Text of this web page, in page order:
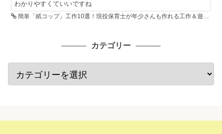
わかりやすくていいですね
簡単「紙コップ」工作10選！現役保育士が年少さんも作れる工作＆遊び方を紹介
カテゴリー